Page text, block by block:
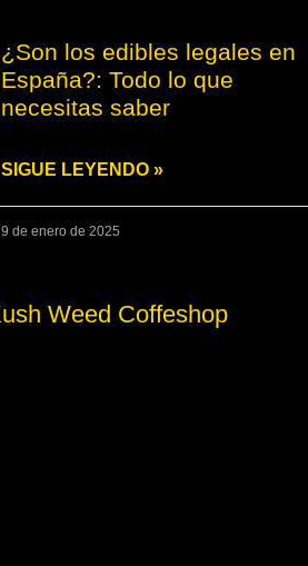
¿Son los edibles legales en
España?: Todo lo que
necesitas saber
SIGUE LEYENDO »
9 de enero de 2025